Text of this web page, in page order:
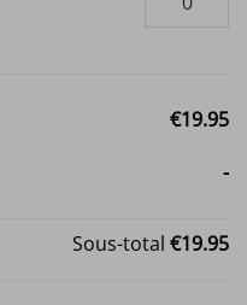
€19.95
-
Sous-total €19.95